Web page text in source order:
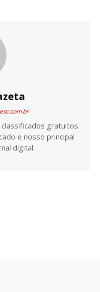
gratuitos.
e nosso principal
digital.